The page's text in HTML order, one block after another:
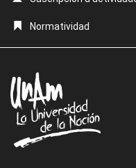
Normatividad